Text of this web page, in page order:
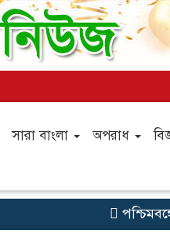
সারা বাংলা অপরাধ